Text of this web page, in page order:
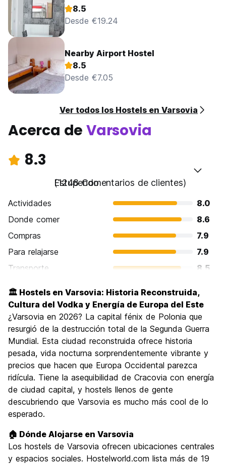
8.5
Desde €19.24
Nearby Airport Hostel
8.5
Desde €7.05
Ver todos los Hostels en Varsovia
Acerca deVarsovia
8.3
Estupendo
(1248 Comentarios de clientes)
Actividades
8.0
Donde comer
8.6
Compras
7.9
Para relajarse
7.9
Transporte
8.5
Cultura
8.6
Fiesta
8.0
Calidad Precio
8.6
🏛️ Hostels en Varsovia: Historia Reconstruida,
Cultura del Vodka y Energía de Europa del Este
¿Varsovia en 2026? La capital fénix de Polonia que
resurgió de la destrucción total de la Segunda Guerra
Mundial. Esta ciudad reconstruida ofrece historia
pesada, vida nocturna sorprendentemente vibrante y
precios que hacen que Europa Occidental parezca
ridícula. Tiene la asequibilidad de Cracovia con energía
de ciudad capital, y hostels llenos de gente
descubriendo que Varsovia es mucho más cool de lo
esperado.
🏠 Dónde Alojarse en Varsovia
Los hostels de Varsovia ofrecen ubicaciones centrales
y espacios sociales. Hostelworld.com lista más de 19